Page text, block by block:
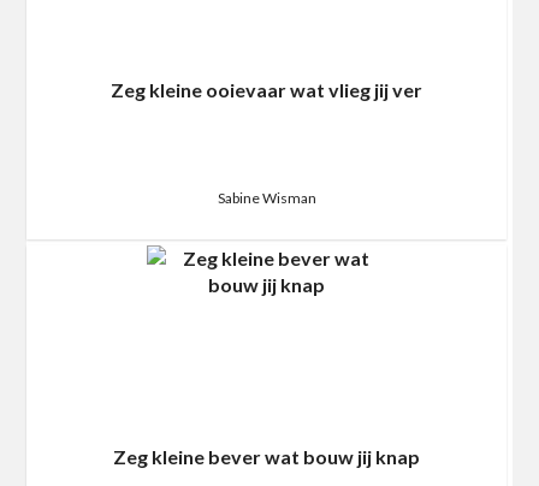
Zeg kleine ooievaar wat vlieg jij ver
Sabine Wisman
Zeg kleine bever wat bouw jij knap